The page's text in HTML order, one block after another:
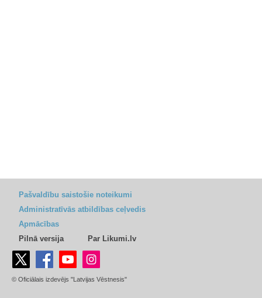
Pašvaldību saistošie noteikumi
Administratīvās atbildības ceļvedis
Apmācības
Pilnā versija
Par Likumi.lv
© Oficiālais izdevējs "Latvijas Vēstnesis"